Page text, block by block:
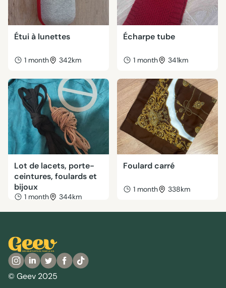
Étui à lunettes
1 month 342km
Écharpe tube
1 month 341km
Lot de lacets, porte-
ceintures, foulards et
bijoux
1 month 344km
Foulard carré
1 month 338km
© Geev 2025